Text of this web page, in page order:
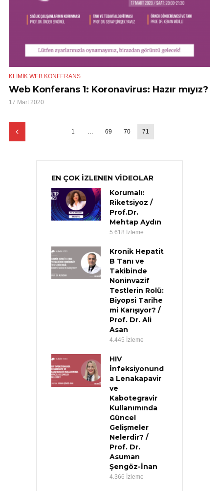
KLIMIK WEB KONFERANS
Web Konferans 1: Koronavirus: Hazır mıyız?
17 Mart 2020
1 … 69 70 71
EN ÇOK İZLENEN VİDEOLAR
Korumalı:
Riketsiyoz /
Prof.Dr.
Mehtap Aydın
5.618 İzleme
Kronik Hepatit
B Tanı ve
Takibinde
Noninvazif
Testlerin Rolü:
Biyopsi Tarihe
mi Karışıyor? /
Prof. Dr. Ali
Asan
4.445 İzleme
HIV
İnfeksiyonund
a Lenakapavir
ve
Kabotegravir
Kullanımında
Güncel
Gelişmeler
Nelerdir? /
Prof. Dr.
Asuman
Şengöz-İnan
4.366 İzleme